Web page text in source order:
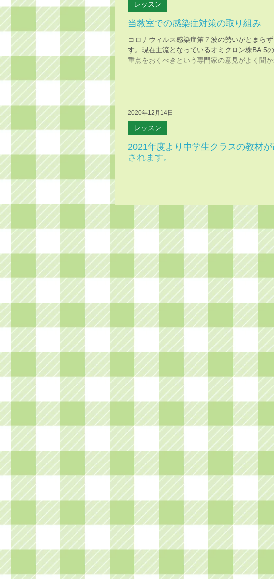
当教室での感染症対策の取り組み
コロナウィルス感染症第７波の勢いがとまら
す。現在主流となっているオミクロン株BA.5
重点をおくべきという専門家の意見がよく聞
レッスン
2021年度より中学生クラスの教材
されます。
なく、発信力、即興力などを含む思考という
面も毎回のレッスンでしっかりとトレーニン
いきます。本当に楽しみな内容となっています
レッスン
2020年12月14日